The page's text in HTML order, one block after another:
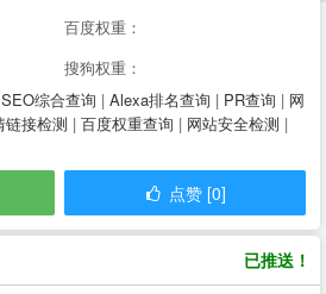
百度权重：
搜狗权重：
SEO综合查询 | Alexa排名查询 | PR查询 | 网
链接检测 | 百度权重查询 | 网站安全检测 |
点赞 [0]
已推送！